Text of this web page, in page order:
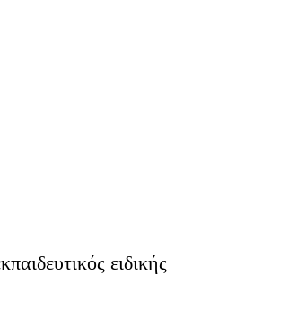
ειδικής